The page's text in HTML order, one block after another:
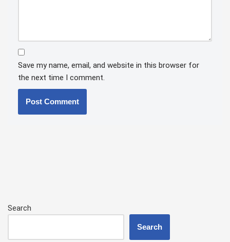
Save my name, email, and website in this browser for
the next time I comment.
Search
Search